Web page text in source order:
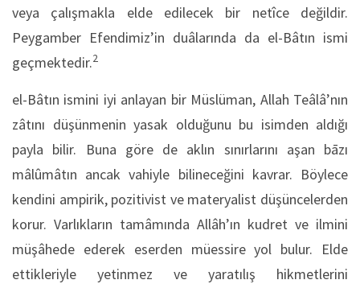
veya çalışmakla elde edilecek bir netîce değildir.
Peygamber Efendimiz’in duâlarında da el-Bâtın ismi
geçmektedir.2
el-Bâtın ismini iyi anlayan bir Müslüman, Allah Teâlâ’nın
zâtını düşünmenin yasak olduğunu bu isimden aldığı
payla bilir. Buna göre de aklın sınırlarını aşan bāzı
mâlûmâtın ancak vahiyle bilineceğini kavrar. Böylece
kendini ampirik, pozitivist ve materyalist düşüncelerden
korur. Varlıkların tamâmında Allâh’ın kudret ve ilmini
müşâhede ederek eserden müessire yol bulur. Elde
ettikleriyle yetinmez ve yaratılış hikmetlerini